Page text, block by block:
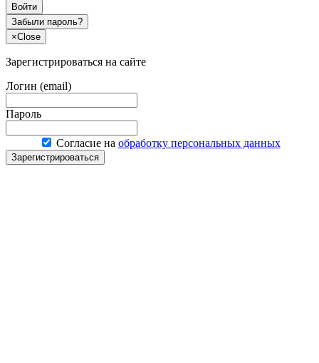
Войти
Забыли пароль?
×Close
Зарегистрироваться на сайте
Логин (email)
Пароль
Согласие на обработку персональных данных
Зарегистрироваться